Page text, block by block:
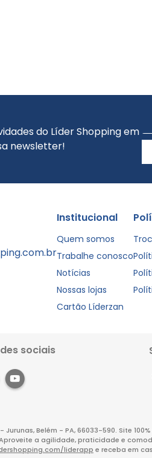
do Líder Shopping em
newsletter!
Institucional
Quem somos
Trabalhe conosco
Notícias
Nossas lojas
Cartão Líderzan
sociais
Jurunas, Belém - PA, 66033-590. Site
a agilidade, praticidade e
liderapp e receba em